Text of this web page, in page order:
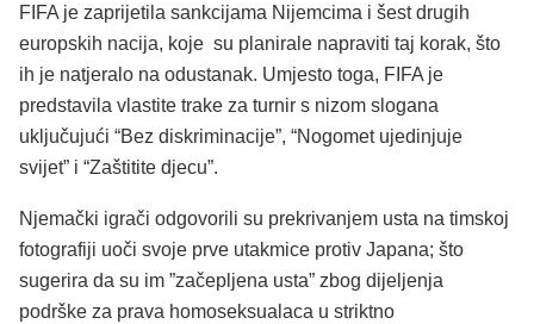
FIFA je zaprijetila sankcijama Nijemcima i šest drugih
europskih nacija, koje su planirale napraviti taj korak, što
ih je natjeralo na odustanak. Umjesto toga, FIFA je
predstavila vlastite trake za turnir s nizom slogana
uključujući “Bez diskriminacije”, “Nogomet ujedinjuje
svijet” i “Zaštitite djecu”.
Njemački igrači odgovorili su prekrivanjem usta na timskoj
fotografiji uoči svoje prve utakmice protiv Japana; što
sugerira da su im ”začepljena usta” zbog dijeljenja
podrške za prava homoseksualaca u striktno